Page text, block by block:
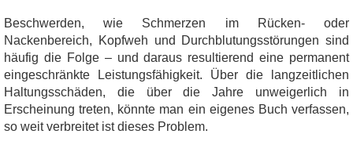
Beschwerden, wie Schmerzen im Rücken- oder
Nackenbereich, Kopfweh und Durchblutungsstörungen sind
häufig die Folge – und daraus resultierend eine permanent
eingeschränkte Leistungsfähigkeit. Über die langzeitlichen
Haltungsschäden, die über die Jahre unweigerlich in
Erscheinung treten, könnte man ein eigenes Buch verfassen,
so weit verbreitet ist dieses Problem.